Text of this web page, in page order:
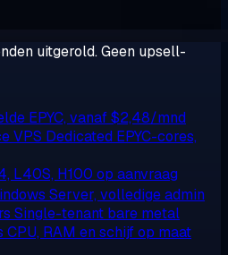
uitgerold. Geen upsell-
EPYC, vanaf $2,48/mnd
VPS Dedicated EPYC-cores,
L40S, H100 op aanvraag
Server, volledige admin
Single-tenant bare metal
CPU, RAM en schijf op maat